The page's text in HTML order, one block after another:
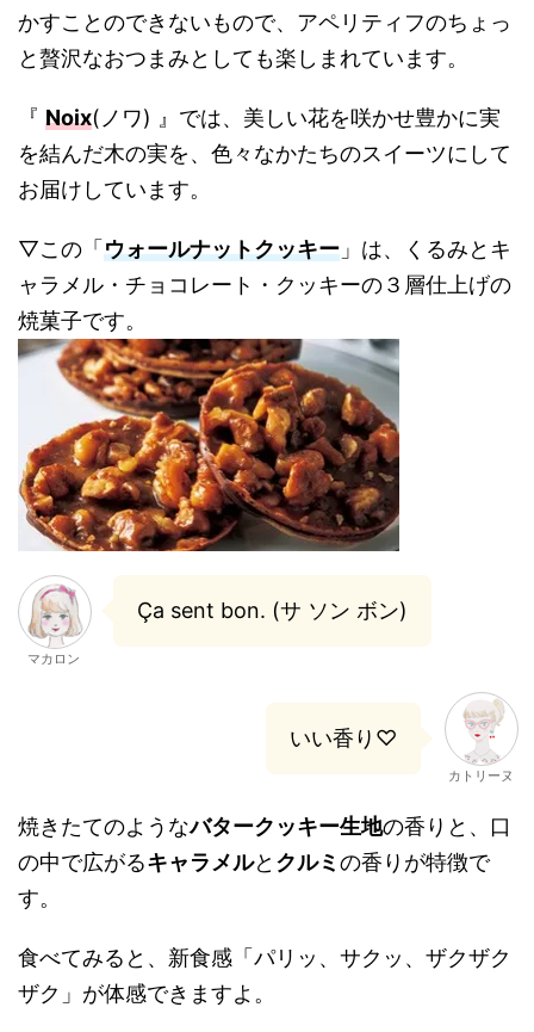
かすことのできないもので、アペリティフのちょっ
と贅沢なおつまみとしても楽しまれています。
『 Noix(ノワ) 』では、美しい花を咲かせ豊かに実
を結んだ木の実を、色々なかたちのスイーツにして
お届けしています。
▽この「 ウォールナットクッキー 」は、くるみとキ
ャラメル・チョコレート・クッキーの３層仕上げの
焼菓子です。
マカロン
Ça sent bon. (サ ソン ボン)
いい香り♡
カトリーヌ
焼きたてのようなバタークッキー生地の香りと、口
の中で広がるキャラメルと クルミ の香りが特徴で
す。
食べてみると、新食感「パリッ、サクッ、ザクザク
ザク」が体感できますよ。